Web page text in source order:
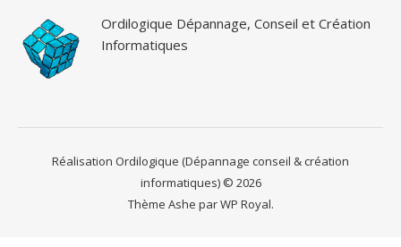
Ordilogique Dépannage, Conseil et Création
Informatiques
Réalisation Ordilogique (Dépannage conseil & création
informatiques) © 2026
Thème Ashe parWP Royal.